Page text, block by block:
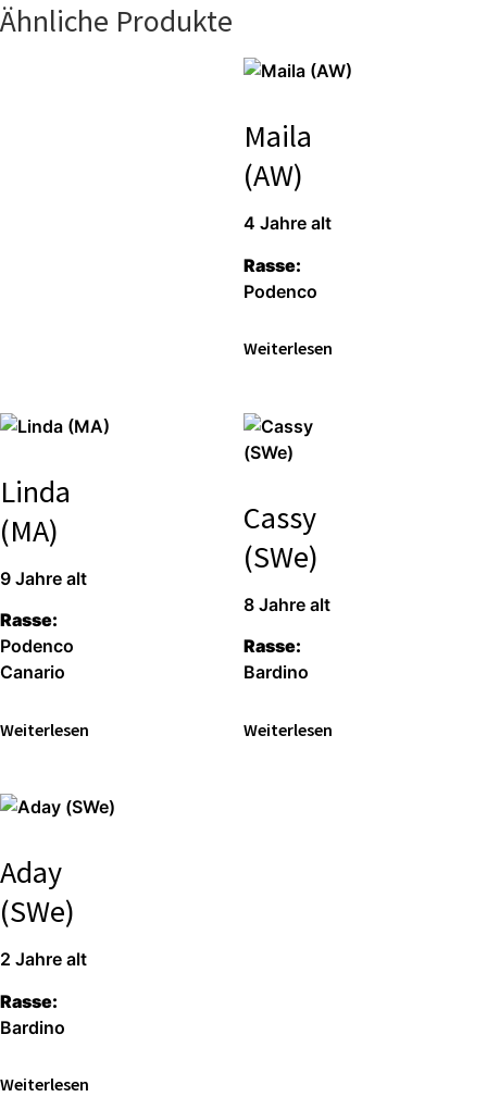
Ähnliche Produkte
Maila
(AW)
4 Jahre alt
Rasse:
Podenco
Weiterlesen
Linda
(MA)
9 Jahre alt
Rasse:
Podenco
Canario
Weiterlesen
Cassy
(SWe)
8 Jahre alt
Rasse:
Bardino
Weiterlesen
Aday
(SWe)
2 Jahre alt
Rasse:
Bardino
Weiterlesen